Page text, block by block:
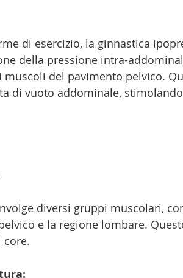
di esercizio, la ginnastica
della pressione intra-
del pavimento pelvico.
di vuoto addominale,
diversi gruppi muscolari,
e la regione lombare.
core.